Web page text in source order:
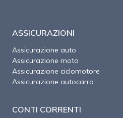
ASSICURAZIONI
Assicurazione auto
Assicurazione moto
Assicurazione ciclomotore
Assicurazione autocarro
CONTI CORRENTI